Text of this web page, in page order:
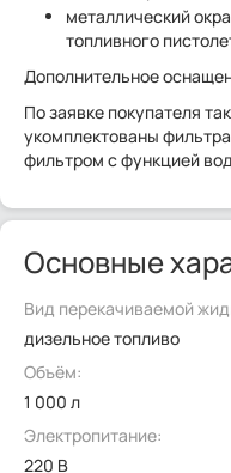
металлический
топливного
Дополнительное
По заявке покупателя
укомплектованы
фильтром с функцией
Основные
Вид перекачиваемой
дизельное топливо
Объём:
1 000 л
Электропитание:
220 В